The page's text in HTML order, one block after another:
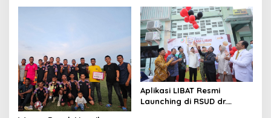
Piala Ketua KONI Aceh Akan
Aplikasi LIBAT Resmi
Launching di RSUD dr.